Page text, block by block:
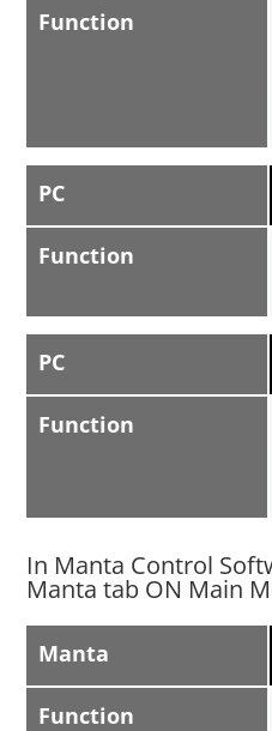
Function
PC
Function
PC
Function
In Manta Control
Manta tab ON Main
Manta
Function